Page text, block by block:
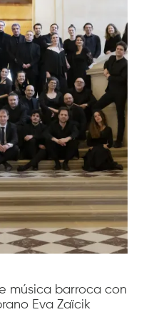
música barroca con
Eva Zaïcik